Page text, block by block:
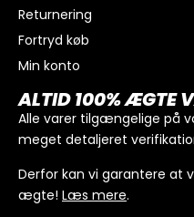
I alt
Køb for300kr.
Returnering
Fortryd køb
Min konto
ALTID 100% ÆGTE
Alle varer tilgængelige på
meget detaljeret
Derfor kan vi garantere at
ægte! Læs mere.